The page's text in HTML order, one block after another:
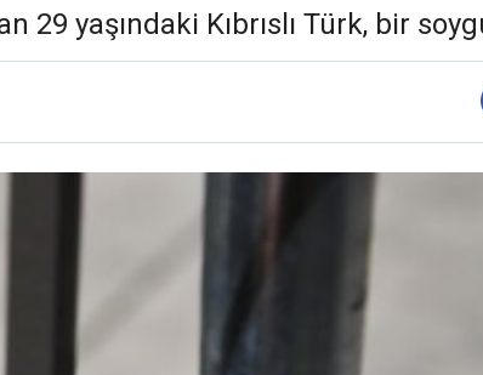
29 yaşındaki Kıbrıslı Türk, bir